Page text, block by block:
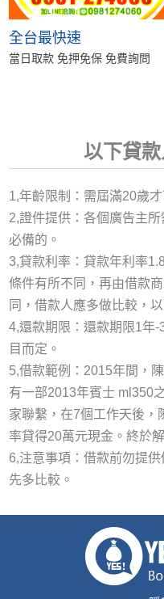
全台最快速
當日取款 免押免保 免費詢問
以下貸
1,年齡限制：需屆滿20歲
2,證件提供：各個廣告主
必備的。
3,貸款利率：貸款年利率
條件有所不同，再由借款
同，借款人應多做比較，
4,還款期限：還款期限1年
目而定。
5,借款範例：2015年間，
有一部2013年賓士 ml350
家聯繫，在7個工作天後，
率貸得20萬元現金。終於
6,注意事項：借款前勿提
先多比較。